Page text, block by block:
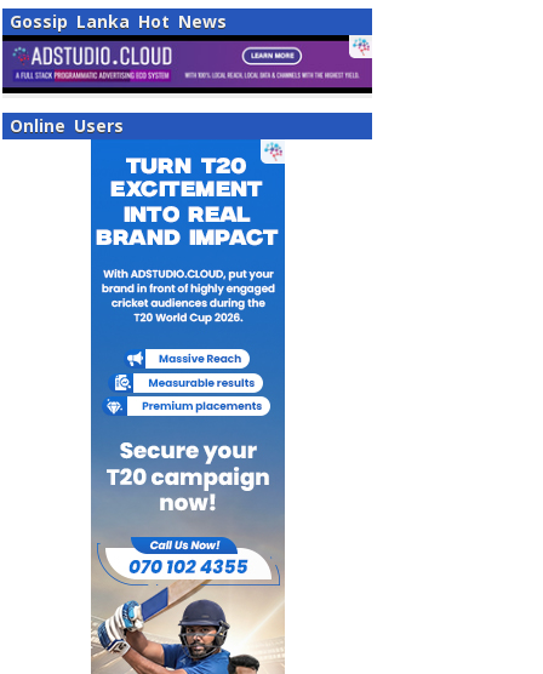
Gossip Lanka Hot News
Online Users